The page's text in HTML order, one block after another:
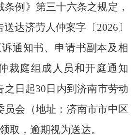
例》第三十六条之规定，
送达济劳人仲案字〔2026〕
诉通知书、申请书副本及相
裁庭组成人员和开庭通知
之日起30日内到济南市劳动
员会 （地址：济南市市中区
领取，逾期视为送达。